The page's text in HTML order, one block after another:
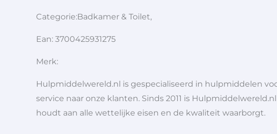
Categorie:Badkamer & Toilet,
Ean: 3700425931275
Merk:
Hulpmiddelwereld.nl is gespecialiseerd in hulpmiddelen
service naar onze klanten. Sinds 2011 is
houdt aan alle wettelijke eisen en de kwaliteit waarborgt.